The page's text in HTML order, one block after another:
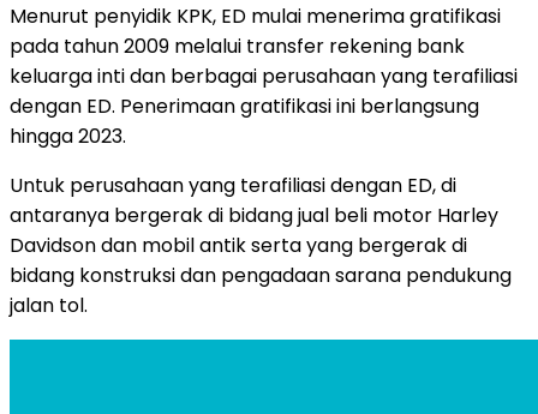
Menurut penyidik KPK, ED mulai menerima gratifikasi
pada tahun 2009 melalui transfer rekening bank
keluarga inti dan berbagai perusahaan yang terafiliasi
dengan ED. Penerimaan gratifikasi ini berlangsung
hingga 2023.
Untuk perusahaan yang terafiliasi dengan ED, di
antaranya bergerak di bidang jual beli motor Harley
Davidson dan mobil antik serta yang bergerak di
bidang konstruksi dan pengadaan sarana pendukung
jalan tol.